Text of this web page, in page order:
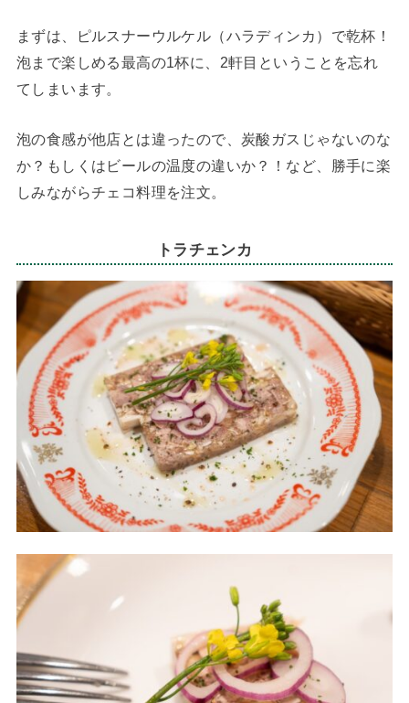
まずは、ピルスナーウルケル（ハラディンカ）で乾杯！
泡まで楽しめる最高の1杯に、2軒目ということを忘れ
てしまいます。
泡の食感が他店とは違ったので、炭酸ガスじゃないのな
か？もしくはビールの温度の違いか？！など、勝手に楽
しみながらチェコ料理を注文。
トラチェンカ